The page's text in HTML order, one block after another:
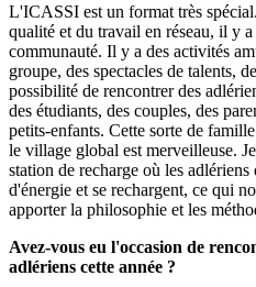
L'ICASSI est un format très
qualité et du travail en réseau, il y
communauté. Il y a des activités
groupe, des spectacles de talents,
possibilité de rencontrer des
des étudiants, des couples, des
petits-enfants. Cette sorte de
le village global est merveilleuse.
station de recharge où les
d'énergie et se rechargent, ce qui
apporter la philosophie et les
Avez-vous eu l'occasion de
adlériens cette année ?